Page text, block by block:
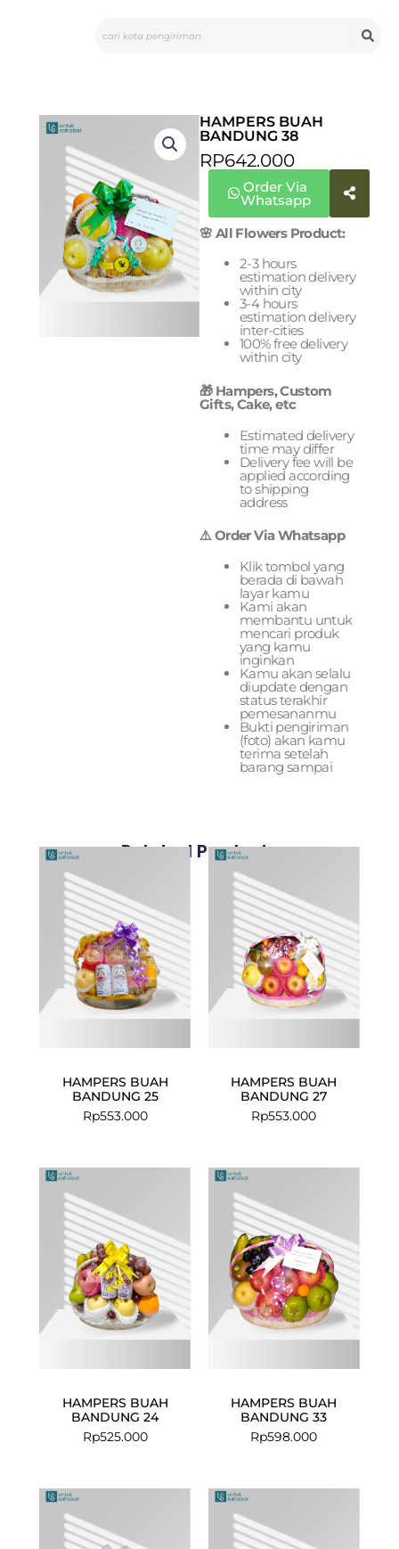
HAMPERS BUAH
BANDUNG 38
RP642.000
Order Via
Whatsapp
🌸 All Flowers Product:
2-3 hours
estimation delivery
within city
3-4 hours
estimation delivery
inter-cities
100% free delivery
within city
🎁 Hampers, Custom
Gifts, Cake, etc
Estimated delivery
time may differ
Delivery fee will be
applied according
to shipping
address
⚠️ Order Via Whatsapp
Klik tombol yang
berada di bawah
layar kamu
Kami akan
membantu untuk
mencari produk
yang kamu
inginkan
Kamu akan selalu
diupdate dengan
status terakhir
pemesananmu
Bukti pengiriman
(foto) akan kamu
terima setelah
barang sampai
Related Products
HAMPERS BUAH
BANDUNG 25
Rp553.000
HAMPERS BUAH
BANDUNG 27
Rp553.000
HAMPERS BUAH
BANDUNG 24
Rp525.000
HAMPERS BUAH
BANDUNG 33
Rp598.000